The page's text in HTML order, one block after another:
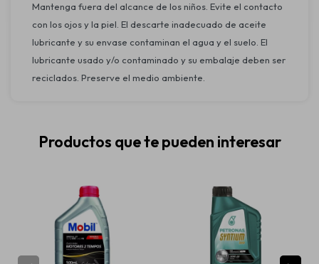
Mantenga fuera del alcance de los niños. Evite el contacto
con los ojos y la piel. El descarte inadecuado de aceite
lubricante y su envase contaminan el agua y el suelo. El
lubricante usado y/o contaminado y su embalaje deben ser
reciclados. Preserve el medio ambiente.
Productos que te pueden interesar